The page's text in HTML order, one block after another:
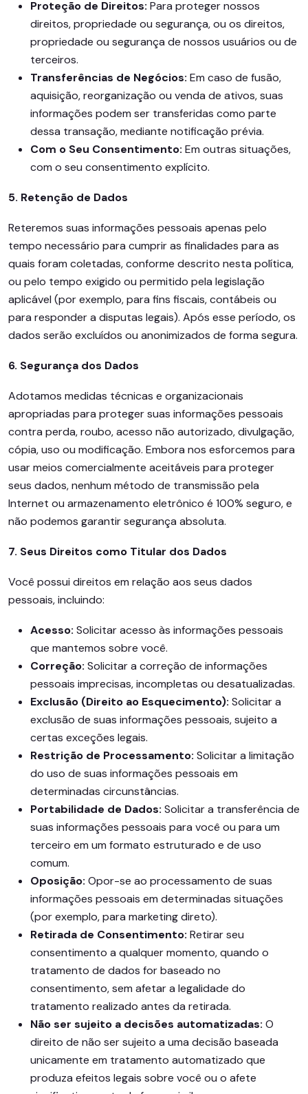
Proteção de Direitos: Para proteger nossos
direitos, propriedade ou segurança, ou os direitos,
propriedade ou segurança de nossos usuários ou de
terceiros.
Transferências de Negócios: Em caso de fusão,
aquisição, reorganização ou venda de ativos, suas
informações podem ser transferidas como parte
dessa transação, mediante notificação prévia.
Com o Seu Consentimento: Em outras situações,
com o seu consentimento explícito.
5. Retenção de Dados
Reteremos suas informações pessoais apenas pelo
tempo necessário para cumprir as finalidades para as
quais foram coletadas, conforme descrito nesta política,
ou pelo tempo exigido ou permitido pela legislação
aplicável (por exemplo, para fins fiscais, contábeis ou
para responder a disputas legais). Após esse período, os
dados serão excluídos ou anonimizados de forma segura.
6. Segurança dos Dados
Adotamos medidas técnicas e organizacionais
apropriadas para proteger suas informações pessoais
contra perda, roubo, acesso não autorizado, divulgação,
cópia, uso ou modificação. Embora nos esforcemos para
usar meios comercialmente aceitáveis para proteger
seus dados, nenhum método de transmissão pela
Internet ou armazenamento eletrônico é 100% seguro, e
não podemos garantir segurança absoluta.
7. Seus Direitos como Titular dos Dados
Você possui direitos em relação aos seus dados
pessoais, incluindo:
Acesso: Solicitar acesso às informações pessoais
que mantemos sobre você.
Correção: Solicitar a correção de informações
pessoais imprecisas, incompletas ou desatualizadas.
Exclusão (Direito ao Esquecimento): Solicitar a
exclusão de suas informações pessoais, sujeito a
certas exceções legais.
Restrição de Processamento: Solicitar a limitação
do uso de suas informações pessoais em
determinadas circunstâncias.
Portabilidade de Dados: Solicitar a transferência de
suas informações pessoais para você ou para um
terceiro em um formato estruturado e de uso
comum.
Oposição: Opor-se ao processamento de suas
informações pessoais em determinadas situações
(por exemplo, para marketing direto).
Retirada de Consentimento: Retirar seu
consentimento a qualquer momento, quando o
tratamento de dados for baseado no
consentimento, sem afetar a legalidade do
tratamento realizado antes da retirada.
Não ser sujeito a decisões automatizadas: O
direito de não ser sujeito a uma decisão baseada
unicamente em tratamento automatizado que
produza efeitos legais sobre você ou o afete